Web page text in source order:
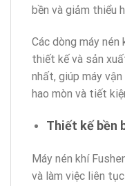
bền và giảm thiểu
Các dòng máy
thiết kế và sản
nhất, giúp máy
hao mòn và tiết
Thiết kế bền
Máy nén khí
và làm việc liên